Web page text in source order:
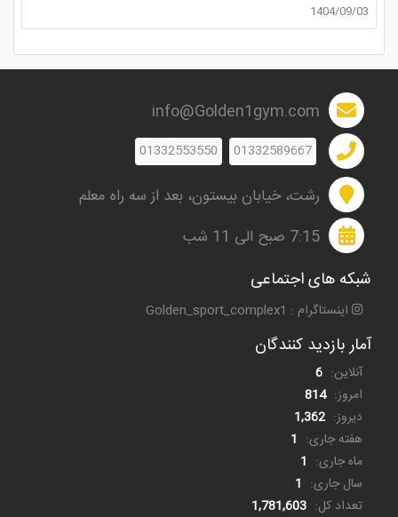
1404/09/03
info@Golden1gym.com
01332589667
01332553550
رشت، خیابان بیستون، بعد از سه راه معلم
7:15 صبح الی 11 شب
شبکه های اجتماعی
اینستاگرام : Golden_sport_complex1
آمار بازدید کنندگان
آنلاین: 6
امروز: 814
دیروز: 1,362
هفته جاری: 1
ماه جاری: 1
سال جاری: 1
تعداد کل: 1,781,603